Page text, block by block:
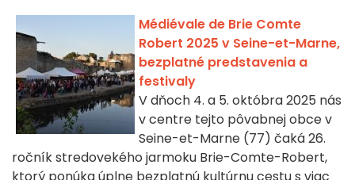
Médiévale de Brie Comte
Robert 2025 v Seine-et-Marne,
bezplatné predstavenia a
festivaly
V dňoch 4. a 5. októbra 2025 nás
v centre tejto pôvabnej obce v
Seine-et-Marne (77) čaká 26.
ročník stredovekého jarmoku Brie-Comte-Robert,